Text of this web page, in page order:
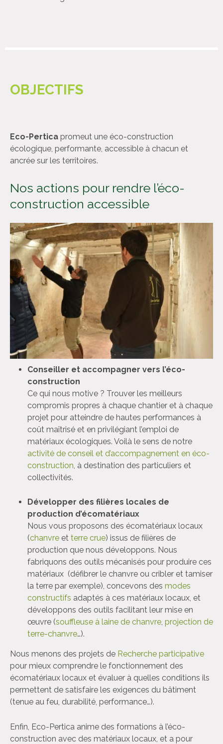
OBJECTIFS
Eco-Pertica promeut une éco-construction
écologique, performante, accessible à chacun et
ancrée sur les territoires.
Nos actions pour rendre l’éco-
construction accessible
Conseiller et accompagner vers l’éco-
construction
Ce qui nous motive ? Trouver les meilleurs
compromis propres à chaque chantier et à chaque
projet pour atteindre de hautes performances à
coût maîtrisé et en privilégiant l’emploi de
matériaux écologiques. Voilà le sens de notre
activité de conseil et d’accompagnement en éco-
construction , à destination des particuliers et
collectivités.
Développer des filières locales de
production d’écomatériaux
Nous vous proposons des écomatériaux locaux
(chanvre et terre crue) issus de filières de
production que nous développons. Nous
fabriquons des outils mécanisés pour produire ces
matériaux (défibrer le chanvre ou cribler et tamiser
la terre par exemple), concevons des modes
constructifs adaptés à ces matériaux locaux, et
développons des outils facilitant leur mise en
œuvre (souffleuse à laine de chanvre, projection de
terre-chanvre…).
Nous menons des projets de Recherche participative
pour mieux comprendre le fonctionnement des
écomatériaux locaux et évaluer à quelles conditions ils
permettent de satisfaire les exigences du bâtiment
(tenue au feu, durabilité, performance…).
Enfin, Eco-Pertica anime des formations à l’éco-
construction avec des matériaux locaux, et a pour